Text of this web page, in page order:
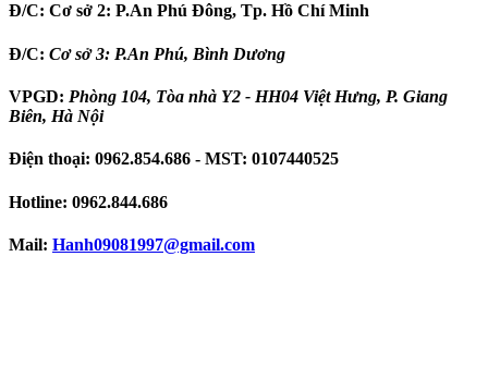
Đ/C: Cơ sở 2: P.An Phú Đông, Tp. Hồ Chí Minh
Đ/C: Cơ sở 3: P.An Phú, Bình Dương
VPGD: Phòng 104, Tòa nhà Y2 - HH04 Việt Hưng, P. Giang
Biên, Hà Nội
Điện thoại: 0962.854.686 - MST: 0107440525
Hotline: 0962.844.686
Mail: Hanh09081997@gmail.com